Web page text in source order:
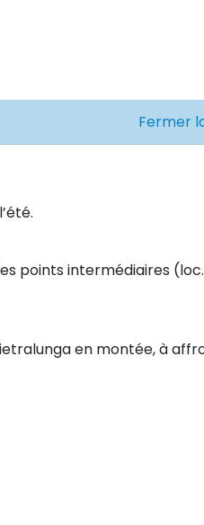
Fermer
points intermédiaires (loc.
en montée, à